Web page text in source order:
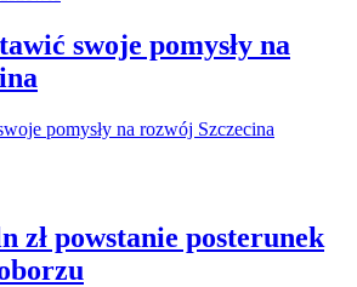
swoje pomysły na
zł powstanie posterunek